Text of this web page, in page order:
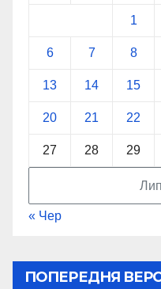
1
6 7 8
13 14 15
20 21 22
27 28 29
« Чер
ПОПЕРЕДНЯ